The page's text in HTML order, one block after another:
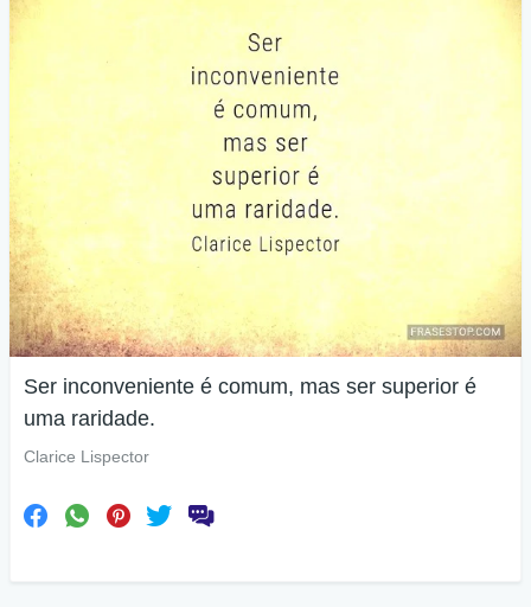
Ser inconveniente é comum, mas ser superior é
uma raridade.
Clarice Lispector